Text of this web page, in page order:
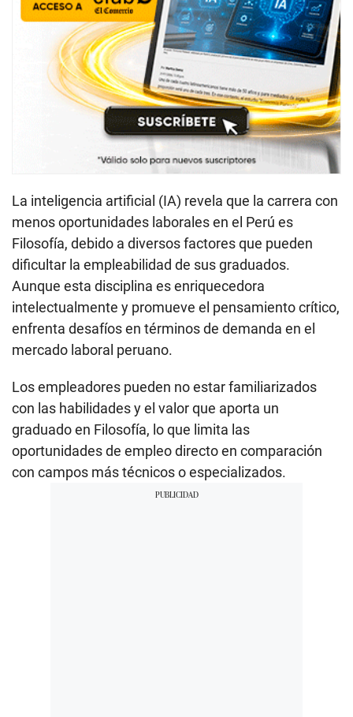
La inteligencia artificial (IA) revela que la carrera con
menos oportunidades laborales en el Perú es
Filosofía, debido a diversos factores que pueden
dificultar la empleabilidad de sus graduados.
Aunque esta disciplina es enriquecedora
intelectualmente y promueve el pensamiento crítico,
enfrenta desafíos en términos de demanda en el
mercado laboral peruano.
Los empleadores pueden no estar familiarizados
con las habilidades y el valor que aporta un
graduado en Filosofía, lo que limita las
oportunidades de empleo directo en comparación
con campos más técnicos o especializados.